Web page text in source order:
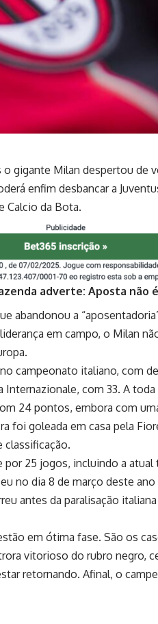
gigante Milan despertou de
enfim desbancar a
Calcio da Bota.
adverte: Aposta não
abandonou a
em campo, o Milan
campeonato italiano, com
com 33. A
24 pontos, embora com
foi goleada em casa pela
classificação.
25 jogos, incluindo a atual
no dia 8 de março deste ano
antes da paralisação
em ótima fase. São os
vitorioso do rubro negro,
retornando. Afinal, o